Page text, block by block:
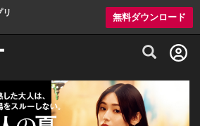
リ 無料ダウンロード
グルメ情報・プレミアムレストラン予約